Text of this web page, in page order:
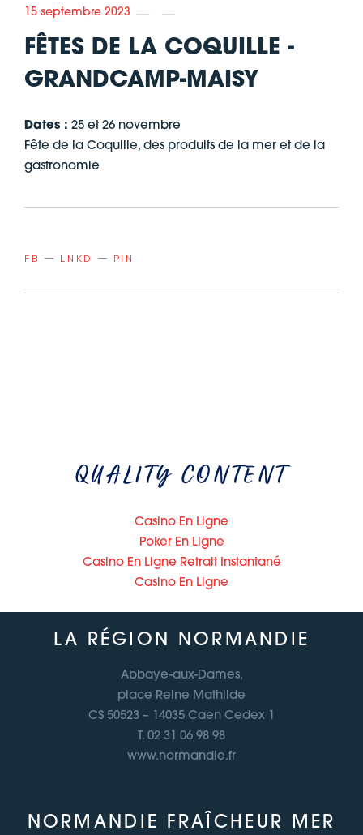
15 septembre 2023
FÊTES DE LA COQUILLE -
GRANDCAMP-MAISY
Dates : 25 et 26 novembre
Fête de la Coquille, des produits de la mer et de la
gastronomie
FB LNKD PIN
QUALITY CONTENT
Casino En Ligne
Poker En Ligne
Casino En Ligne Retrait Instantané
Casino En Ligne
LA RÉGION NORMANDIE
Abbaye-aux-Dames,
place Reine Mathilde
CS 50523 – 14035 Caen Cedex 1
T. 02 31 06 98 98
www.normandie.fr
NORMANDIE FRAÎCHEUR MER